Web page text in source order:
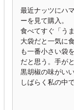
最近ナッツにハ
ーを見て購入。
食べてすぐ「う
大袋だと一気に
も一番小さい袋
だと思う。手が
黒胡椒の味がい
しばらく私の中